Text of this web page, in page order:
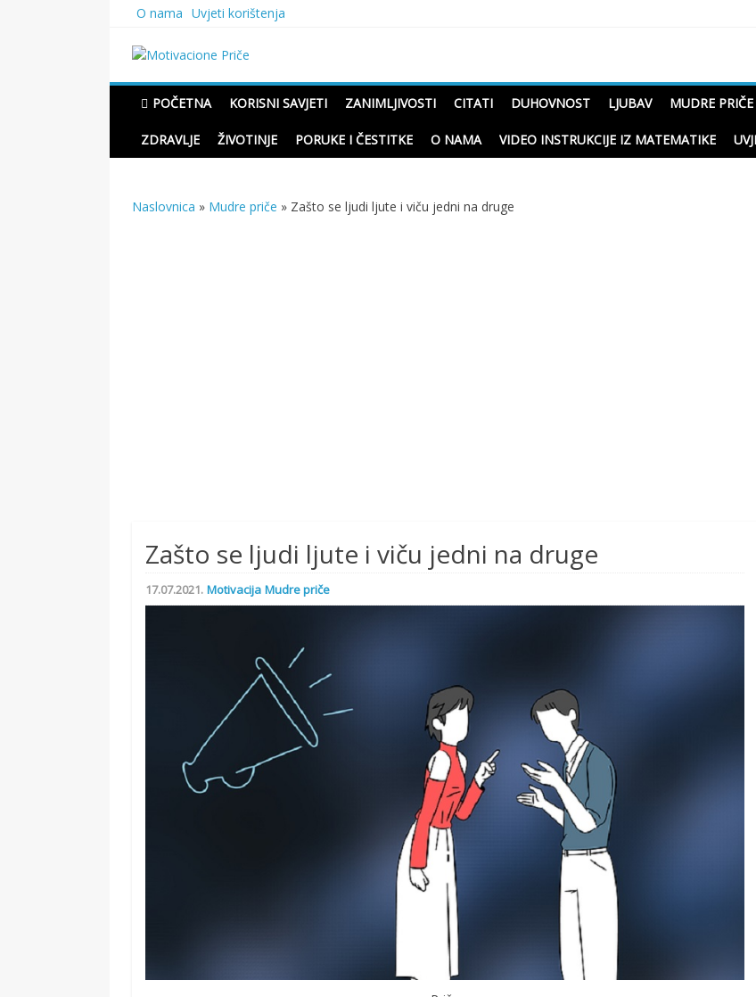
content
O nama Uvjeti korištenja
Motivacione Priče
POČETNA
KORISNI SAVJETI ZANIMLJIVOSTI CITATI DUHOVNOST LJUBAV MUDRE PRIČE
ZDRAVLJE ŽIVOTINJE PORUKE I ČESTITKE O NAMA VIDEO INSTRUKCIJE IZ MATEMATIKE
Naslovnica » Mudre priče » Zašto se ljudi ljute i viču jedni na druge
Zašto se ljudi ljute i viču jedni na druge
17.07.2021. Motivacija Mudre priče